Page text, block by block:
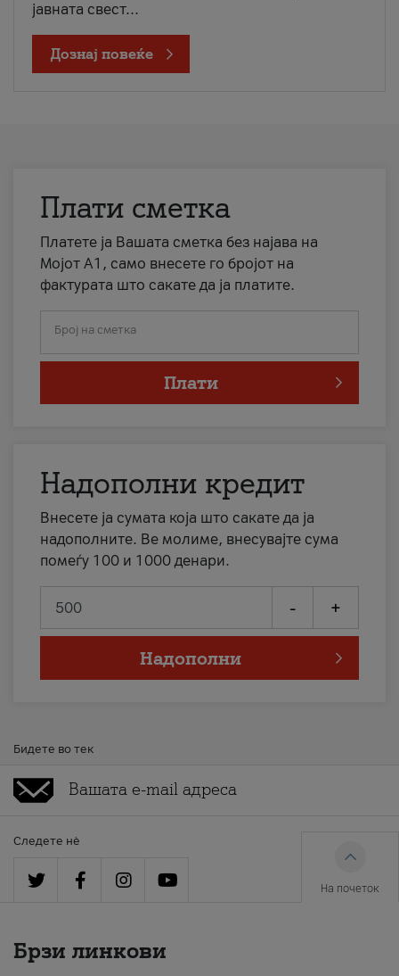
јавната свест...
Дознај повеќе
Плати сметка
Платете ја Вашата сметка без најава на
Мојот А1, само внесете го бројот на
фактурата што сакате да ја платите.
Број на сметка
Плати
Надополни кредит
Внесете ја сумата која што сакате да ја
надополните. Ве молиме, внесувајте сума
помеѓу 100 и 1000 денари.
- +
Надополни
Бидете во тек
Следете нè
На почеток
Брзи линкови